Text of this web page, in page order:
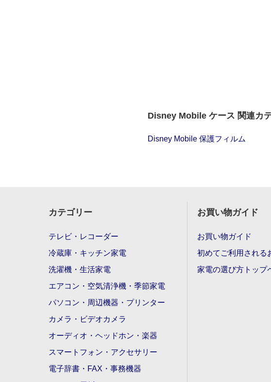
Disney Mobile ケース 関連カ
Disney Mobile 保護フィルム
カテゴリー
テレビ・レコーダー
冷蔵庫・キッチン家電
洗濯機・生活家電
エアコン・空気清浄機・季節家電
パソコン・周辺機器・プリンター
カメラ・ビデオカメラ
オーディオ・ヘッドホン・楽器
スマートフォン・アクセサリー
電子辞書・FAX・事務機器
お買い物ガイド
お買い物ガイド
初めてご利用される
家電の選び方トップ